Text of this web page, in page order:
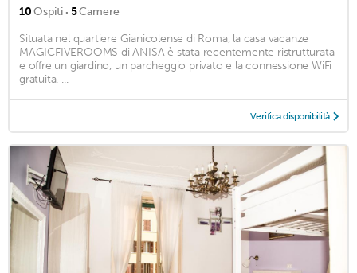
10Ospiti · 5Camere
Situata nel quartiere Gianicolense di Roma, la casa vacanze
MAGICFIVEROOMS di ANISA è stata recentemente ristrutturata
e offre un giardino, un parcheggio privato e la connessione WiFi
gratuita. ...
Verifica disponibilità